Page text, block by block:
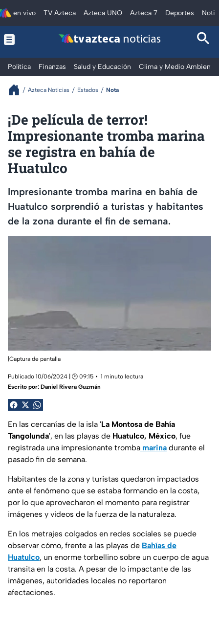
en vivo TV Azteca Azteca UNO Azteca 7 Deportes
tv azteca noticias
Política Finanzas Salud y Educación Clima y Medio Ambiente
Azteca Noticias Estados Nota
¡De película de terror!
Impresionante tromba marina
se registra en bahía de
Huatulco
Impresionante tromba marina en bahía de
Huatulco sorprendió a turistas y habitantes
de la zona durante el fin de semana.
|Captura de pantalla
Publicado 10/06/2024 | 🕑 09:15
1 minuto lectura
Escrito por: Daniel Rivera Guzmán
En las cercanías de la isla 'La Montosa de Bahía
Tangolunda', en las playas de Huatulco, México, fue
registrada una impresionante tromba marina durante el
pasado fin de semana.
Habitantes de la zona y turistas quedaron impactados
ante el fenómeno que se estaba formando en la costa,
por lo que aprovecharon el momento para registrar
imágenes y videos de la fuerza de la naturaleza.
En los metrajes colgados en redes sociales se puede
observar cómo, frente a las playas de Bahías de
Huatulco, un enorme torbellino sobre un cuerpo de agua
transita en la costa. A pesar de lo impactante de las
imágenes, autoridades locales no reportaron
afectaciones.